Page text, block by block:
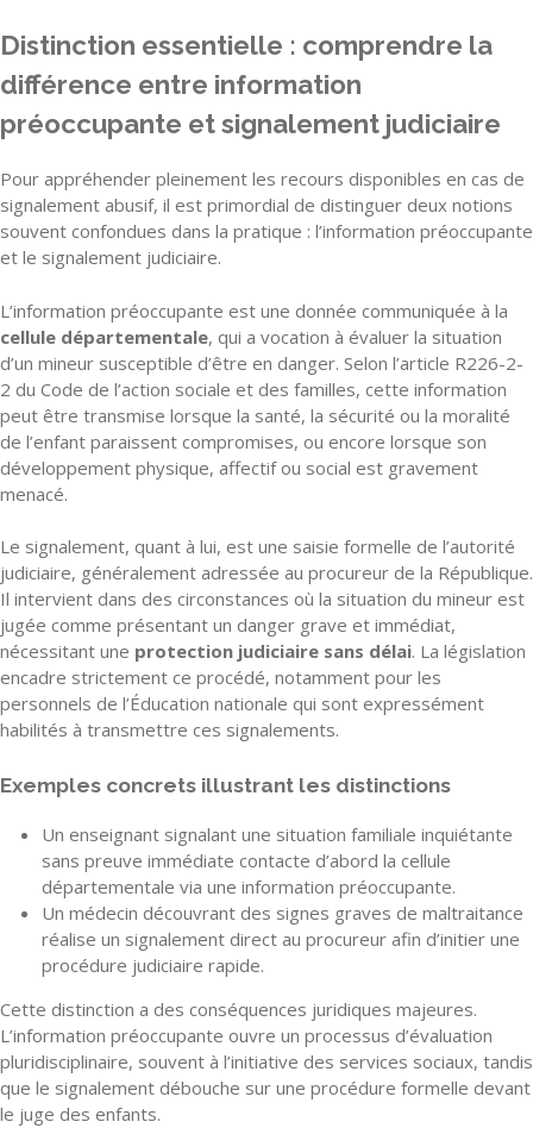
Distinction essentielle : comprendre la
différence entre information
préoccupante et signalement judiciaire
Pour appréhender pleinement les recours disponibles en cas de
signalement abusif, il est primordial de distinguer deux notions
souvent confondues dans la pratique : l’information préoccupante
et le signalement judiciaire.
L’information préoccupante est une donnée communiquée à la
cellule départementale, qui a vocation à évaluer la situation
d’un mineur susceptible d’être en danger. Selon l’article R226-2-
2 du Code de l’action sociale et des familles, cette information
peut être transmise lorsque la santé, la sécurité ou la moralité
de l’enfant paraissent compromises, ou encore lorsque son
développement physique, affectif ou social est gravement
menacé.
Le signalement, quant à lui, est une saisie formelle de l’autorité
judiciaire, généralement adressée au procureur de la République.
Il intervient dans des circonstances où la situation du mineur est
jugée comme présentant un danger grave et immédiat,
nécessitant une protection judiciaire sans délai. La législation
encadre strictement ce procédé, notamment pour les
personnels de l’Éducation nationale qui sont expressément
habilités à transmettre ces signalements.
Exemples concrets illustrant les distinctions
Un enseignant signalant une situation familiale inquiétante
sans preuve immédiate contacte d’abord la cellule
départementale via une information préoccupante.
Un médecin découvrant des signes graves de maltraitance
réalise un signalement direct au procureur afin d’initier une
procédure judiciaire rapide.
Cette distinction a des conséquences juridiques majeures.
L’information préoccupante ouvre un processus d’évaluation
pluridisciplinaire, souvent à l’initiative des services sociaux, tandis
que le signalement débouche sur une procédure formelle devant
le juge des enfants.